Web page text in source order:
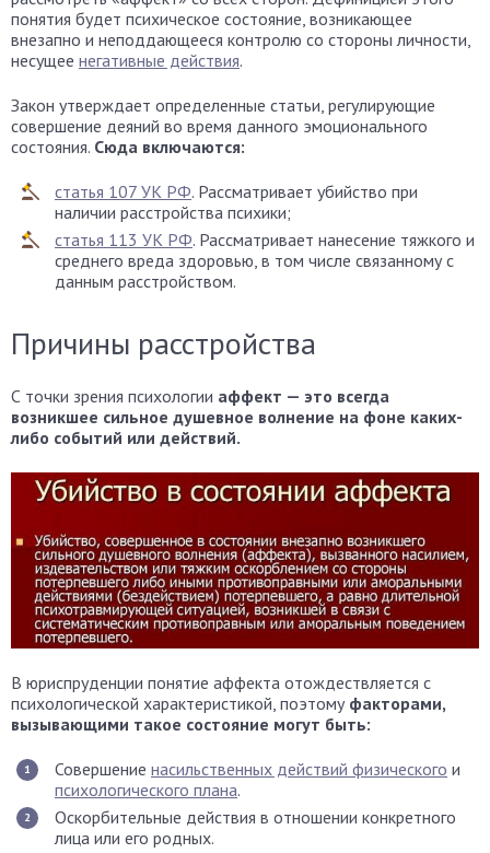
понятия будет психическое состояние, возникающее
внезапно и неподдающееся контролю со стороны личности,
несущее негативные действия.
Закон утверждает определенные статьи, регулирующие
совершение деяний во время данного эмоционального
состояния. Сюда включаются:
статья 107 УК РФ. Рассматривает убийство при
наличии расстройства психики;
статья 113 УК РФ. Рассматривает нанесение тяжкого и
среднего вреда здоровью, в том числе связанному с
данным расстройством.
Причины расстройства
С точки зрения психологии аффект — это всегда
возникшее сильное душевное волнение на фоне каких-
либо событий или действий.
В юриспруденции понятие аффекта отождествляется с
психологической характеристикой, поэтому факторами,
вызывающими такое состояние могут быть:
Совершение насильственных действий физического и
психологического плана.
Оскорбительные действия в отношении конкретного
лица или его родных.